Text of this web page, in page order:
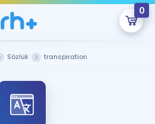
0
Şu An Boş.
hazırlayacak onlarca eğitim seni
bekliyor!
Sözlük transpiration